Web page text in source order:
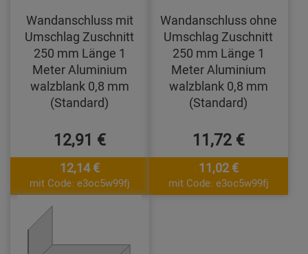
Wandanschluss mit
Umschlag Zuschnitt
250 mm Länge 1
Meter Aluminium
walzblank 0,8 mm
(Standard)
12,91 €
12,14 €
mit Code: e3oc5w99fj
Wandanschluss ohne
Umschlag Zuschnitt
250 mm Länge 1
Meter Aluminium
walzblank 0,8 mm
(Standard)
11,72 €
11,02 €
mit Code: e3oc5w99fj